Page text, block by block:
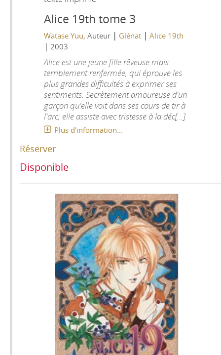
Alice 19th tome 3
Watase Yuu, Auteur | Glénat |Alice 19th
|2003
Alice est une jeune fille rêveuse mais
terriblement renfermée, qui éprouve les
plus grandes difficultés à exprimer ses
sentiments. Secrètement amoureuse d'un
garçon qu'elle voit dans ses cours de tir à
l'arc, elle assiste avec tristesse à la déc[...]
Plus d'information...
Réserver
Disponible